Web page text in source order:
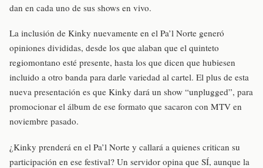
dan en cada uno de sus shows en vivo.
La inclusión de Kinky nuevamente en el Pa’l Norte generó
opiniones divididas, desde los que alaban que el quinteto
regiomontano esté presente, hasta los que dicen que hubiesen
incluido a otro banda para darle variedad al cartel. El plus de esta
nueva presentación es que Kinky dará un show “unplugged”, para
promocionar el álbum de ese formato que sacaron con MTV en
noviembre pasado.
¿Kinky prenderá en el Pa’l Norte y callará a quienes critican su
participación en ese festival? Un servidor opina que SÍ, aunque la